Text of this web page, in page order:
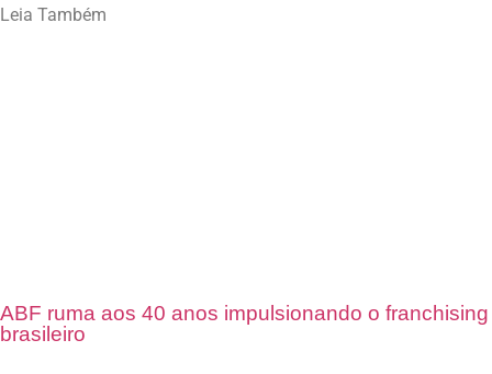
Leia Também
ABF ruma aos 40 anos impulsionando o franchising
brasileiro